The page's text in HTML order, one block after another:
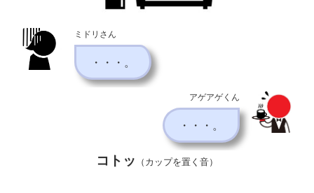
ミドリさん
・・・。
アゲアゲくん
・・・。
コトッ （カップを置く音）